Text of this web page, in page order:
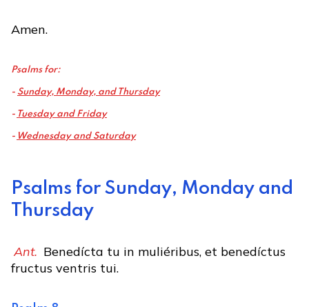
Amen.
Psalms for:
- Sunday, Monday, and Thursday
- Tuesday and Friday
- Wednesday and Saturday
Psalms for Sunday, Monday and
Thursday
Ant. Benedícta tu in muliéribus, et benedíctus
fructus ventris tui.